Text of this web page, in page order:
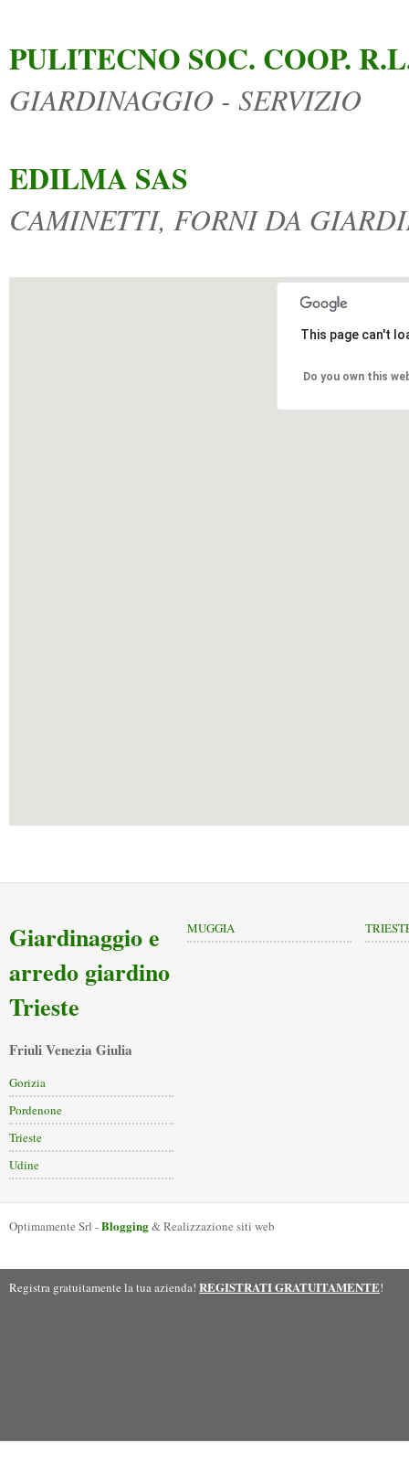
PULITECNO SOC. COOP.
GIARDINAGGIO - SERVIZIO
EDILMA SAS
CAMINETTI, FORNI DA
This page can't
Do you own this
Giardinaggio e
arredo giardino
Trieste
Friuli Venezia Giulia
Gorizia
Pordenone
Trieste
Udine
MUGGIA
Optimamente Srl -Blogging& Realizzazione siti web
Registra gratuitamente la tua azienda! REGISTRATI GRATUITAMENTE!